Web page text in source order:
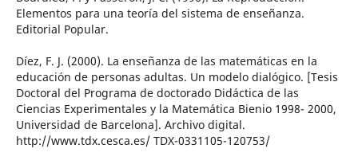
Elementos para una teoría del sistema de enseñanza.
Editorial Popular.
Díez, F. J. (2000). La enseñanza de las matemáticas en la
educación de personas adultas. Un modelo dialógico. [Tesis
Doctoral del Programa de doctorado Didáctica de las
Ciencias Experimentales y la Matemática Bienio 1998- 2000,
Universidad de Barcelona]. Archivo digital.
http://www.tdx.cesca.es/ TDX-0331105-120753/